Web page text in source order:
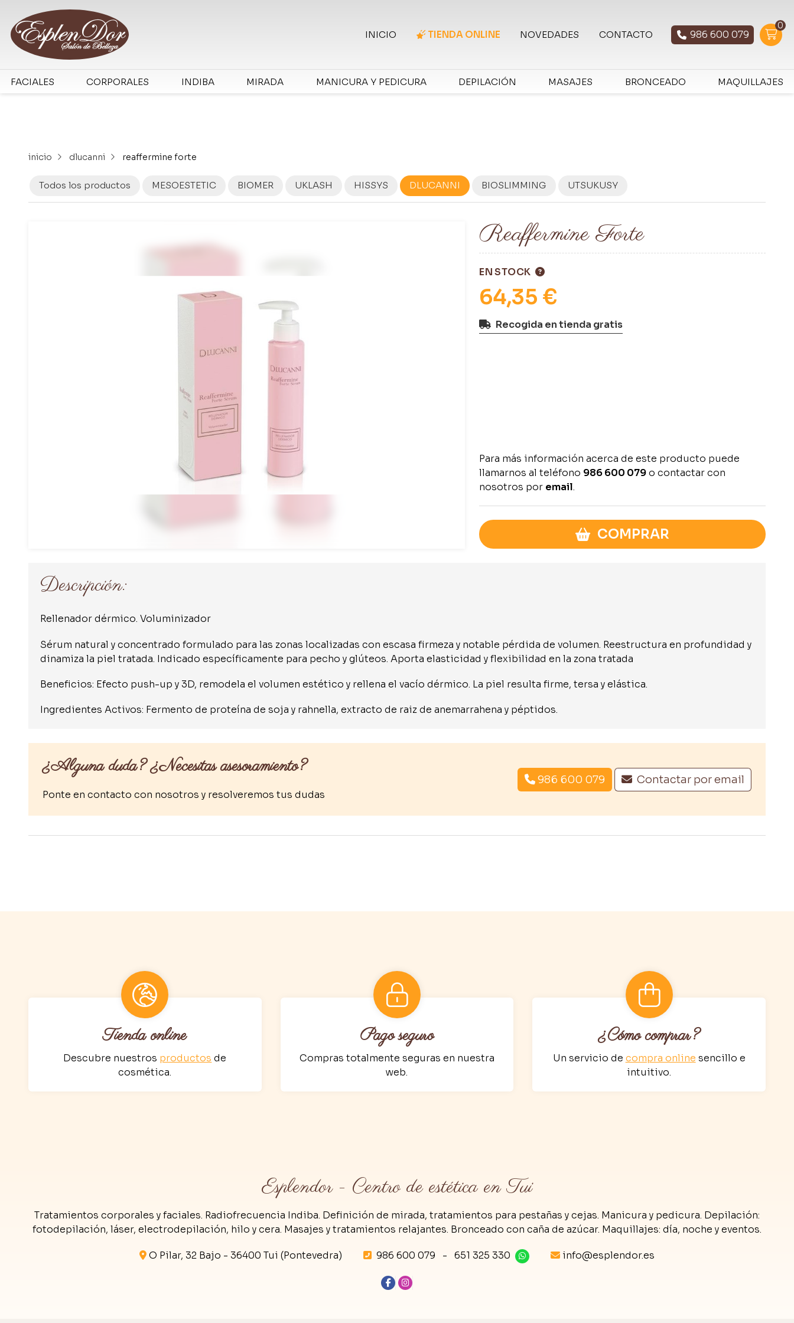
INICIO TIENDA ONLINE NOVEDADES CONTACTO 986 600 079
0
FACIALES CORPORALES INDIBA MIRADA MANICURA Y PEDICURA DEPILACIÓN MASAJES BRONCEADO MAQUILLAJES
inicio dlucanni reaffermine forte
Todos los productos MESOESTETIC BIOMER UKLASH HISSYS DLUCANNI BIOSLIMMING UTSUKUSY
Reaffermine Forte
EN STOCK
64,35 €
Recogida en tienda gratis
Para más información acerca de este producto puede
llamarnos al teléfono 986 600 079o contactar con
nosotros por email.
COMPRAR
Descripción:
Rellenador dérmico. Voluminizador
Sérum natural y concentrado formulado para las zonas localizadas con escasa firmeza y notable pérdida de volumen. Reestructura en profundidad y
dinamiza la piel tratada. Indicado específicamente para pecho y glúteos. Aporta elasticidad y flexibilidad en la zona tratada
Beneficios: Efecto push-up y 3D, remodela el volumen estético y rellena el vacío dérmico. La piel resulta firme, tersa y elástica.
Ingredientes Activos: Fermento de proteína de soja y rahnella, extracto de raiz de anemarrahena y péptidos.
¿Alguna duda? ¿Necesitas asesoramiento?
Ponte en contacto con nosotros y resolveremos tus dudas
986 600 079 Contactar por email
Tienda online
Descubre nuestros productos de
cosmética.
Pago seguro
Compras totalmente seguras en nuestra
web.
¿Cómo comprar?
Un servicio de compra online sencillo e
intuitivo.
Esplendor - Centro de estética en Tui
Tratamientos corporales y faciales. Radiofrecuencia Indiba. Definición de mirada, tratamientos para pestañas y cejas. Manicura y pedicura. Depilación:
fotodepilación, láser, electrodepilación, hilo y cera. Masajes y tratamientos relajantes. Bronceado con caña de azúcar. Maquillajes: día, noche y eventos.
O Pilar, 32 Bajo - 36400 Tui (Pontevedra) 986 600 079 - 651 325 330 info@esplendor.es